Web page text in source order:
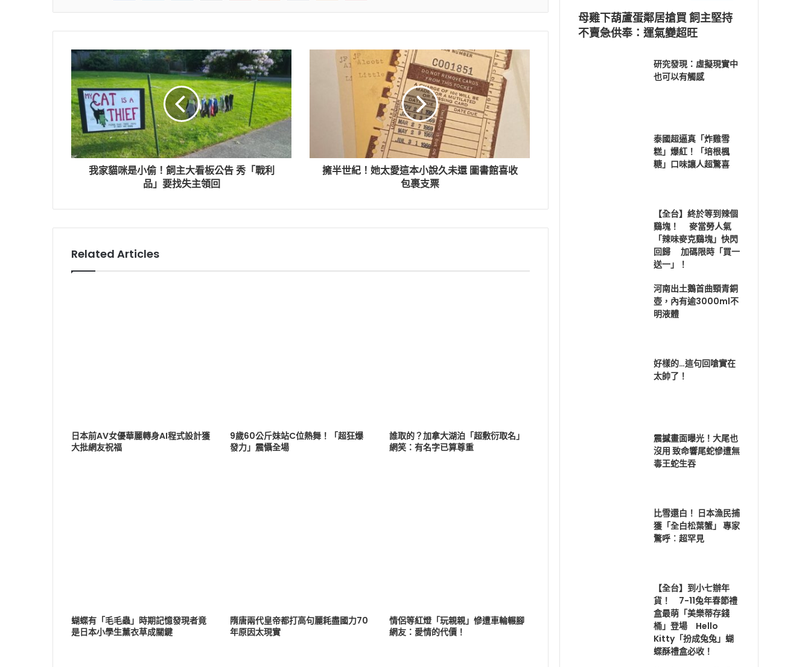
我家貓咪是小偷！飼主大看板公告 秀「戰利
品」要找失主領回
擁半世紀！她太愛這本小說久未還 圖書館喜收
包裹支票
Related Articles
日本前AV女優華麗轉身AI程式設計獲
大批網友祝福
9歲60公斤妹站C位熱舞！「超狂爆
發力」震懾全場
誰取的？加拿大湖泊「超敷衍取名」
網笑：有名字已算尊重
蝴蝶有「毛毛蟲」時期記憶發現者竟
是日本小學生薰衣草成關鍵
隋唐兩代皇帝都打高句麗耗盡國力70
年原因太現實
情侶等紅燈「玩親親」慘遭車輪輾腳
網友：愛情的代價！
母雞下葫蘆蛋鄰居搶買 飼主堅持
不賣急供奉：運氣變超旺
研究發現：虛擬現實中
也可以有觸感
泰國超逼真「炸雞雪
糕」爆紅！「培根楓
糖」口味讓人超驚喜
【全台】終於等到辣個
鷄塊！ 麥當勞人氣
「辣味麥克鷄塊」快閃
回歸 加碼限時「買一
送一」！
河南出土鵝首曲頸青銅
壺，內有逾3000ml不
明液體
好樣的…這句回嗆實在
太帥了！
震撼畫面曝光！大尾也
沒用 致命響尾蛇慘遭無
毒王蛇生吞
比雪還白！ 日本漁民捕
獲「全白松葉蟹」 專家
驚呼︰超罕見
【全台】到小七辦年
貨！ 7-11兔年春節禮
盒最萌「美樂蒂存錢
桶」登場 Hello
Kitty「扮成兔兔」蝴
蝶酥禮盒必收！